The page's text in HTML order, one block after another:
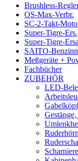
Brushless-
OS-Max-Verbr.
SC-2-Takt-
Super-Tigre-
Super-Tigre-
SAITO-
Meßgeräte +
Fachbücher
ZUBEHÖR
LED-
Scharniere